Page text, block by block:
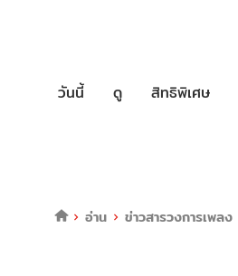
วันนี้ ดู สิทธิพิเศษ
อ่าน ข่าวสารวงการเพลง